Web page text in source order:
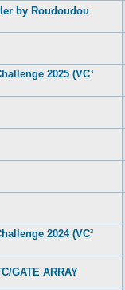
by Roudoudou
2025 (VC³
2024 (VC³
GATE ARRAY